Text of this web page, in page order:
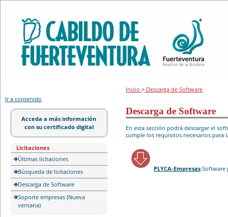
Ir a contenido
Acceda a más información
con su certificado digital
Licitaciones
Últimas licitaciones
Búsqueda de licitaciones
Descarga de Software
Soporte empresas (Nueva
ventana)
Inicio> Descarga de Software
Descarga de Software
En esta sección podrá descargar el
cumple los requisitos necesarios para
PLYCA-Empresas Software